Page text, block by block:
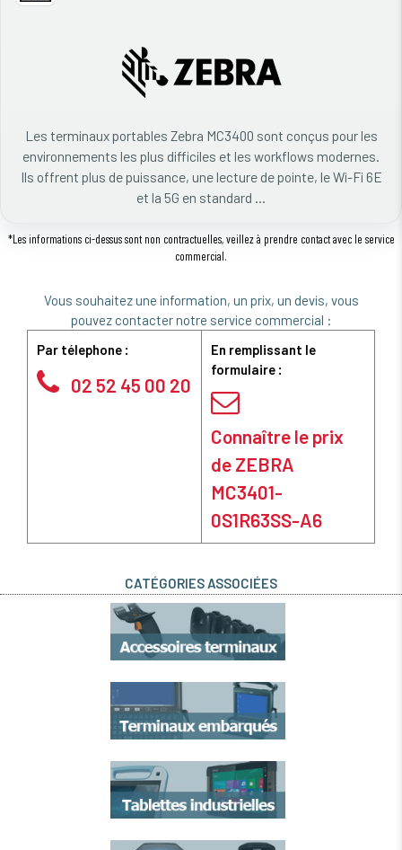
Les terminaux portables Zebra MC3400 sont conçus pour les
environnements les plus difficiles et les workflows modernes.
Ils offrent plus de puissance, une lecture de pointe, le Wi-Fi 6E
et la 5G en standard ...
*Les informations ci-dessus sont non contractuelles, veillez à prendre contact avec le service
commercial.
Vous souhaitez une information, un prix, un devis, vous
pouvez contacter notre service commercial :
Par télephone :
02 52 45 00 20
En remplissant le
formulaire :
Connaître le prix
de ZEBRA
MC3401-
0S1R63SS-A6
CATÉGORIES ASSOCIÉES